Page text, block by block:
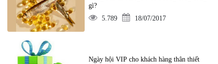
gì?
5.789
18/07/2017
Ngày hội VIP cho khách hàng thân thiết